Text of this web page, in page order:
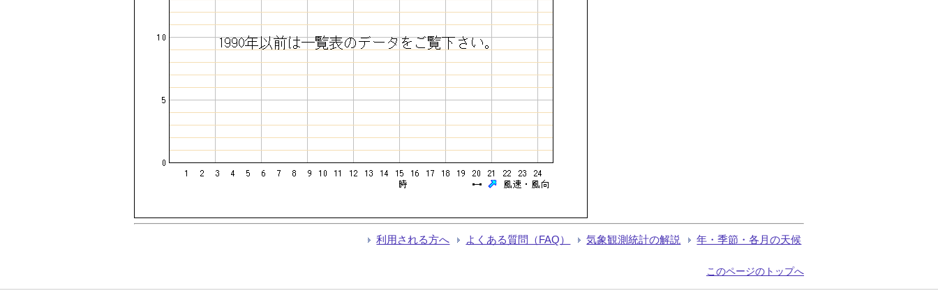
利用される方へ よくある質問（FAQ） 気象観測統計の解説 年・季節・各月の天候
このページのトップへ